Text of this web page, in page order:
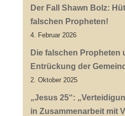
Der Fall Shawn Bolz:
falschen Propheten!
4. Februar 2026
Die falschen Propheten
Entrückung der
2. Oktober 2025
„Jesus 25“:
in Zusammenarbeit mit